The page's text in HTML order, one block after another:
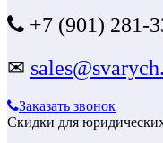
+7 (901) 281-
✉
Заказать звонок
Скидки для